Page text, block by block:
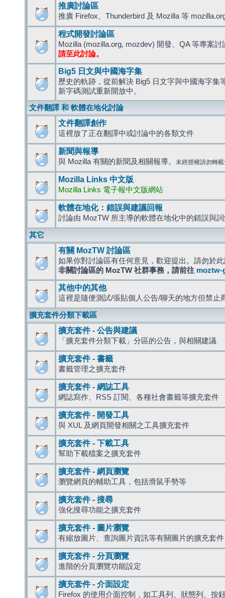
推廣討論區
推廣 Firefox、Thunderbird 及 Mozilla 等
程式開發討論區
Mozilla (mozilla.org, mozdev) 開發、QA 等專案討
請至此討論。
Big5 日文與中國海字集
歷史的軌跡，從前解決 Big5 日文字與中國海字集
新字碼測試重新開放中。
文件翻譯 和 軟體在地化討論
文件翻譯創作
這裡放了正在翻譯中或討論中的各類文件
新聞與報導
與 Mozilla 有關的新聞及相關報導。 未經授權請勿轉
Mozilla Links 中文版
Mozilla Links 電子報中文版網站
軟體在地化：錯誤與建議回報
討論由 MozTW 所主導的軟體在地化中的錯誤與
其它
有關 MozTW 討論區
如果你對討論區有任何意見，歡迎提出。請勿於
非關討論區的 MozTW 社群事務，請前往 moztw-
其他中的其他
這裡是隨便測試/張貼個人公告/聊天的地方但禁止
擴充套件分類下載區
擴充套件 - 公告與建議
「擴充套件分類下載」分區的公告，與相關建議
擴充套件 - 書籤
書籤管理之擴充套件
擴充套件 - 網誌工具
網誌寫作、RSS 訂閱、各種社會書籤等擴充套件
擴充套件 - 開發工具
與 XUL 及網頁開發相關之工具擴充套件
擴充套件 - 下載工具
幫助下載檔案之擴充套件
擴充套件 - 網頁瀏覽
瀏覽網頁的輔助工具，包括滑鼠手勢等
擴充套件 - 搜尋
強化搜尋功能之擴充套件
擴充套件 - 圖片瀏覽
有縮放圖片、查詢圖片資訊等有關圖片的擴充套件
擴充套件 - 分頁瀏覽
進階的分頁瀏覽功能設定
擴充套件 - 介面設定
Firefox 的使用介面控制，如工具列、狀態列、按